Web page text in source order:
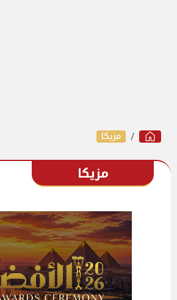
مزيكا
مزيكا